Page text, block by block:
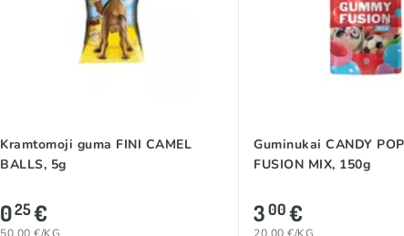
Kramtomoji guma FINI CAMEL
BALLS, 5g
025€
Guminukai CANDY
FUSION MIX, 150g
300€